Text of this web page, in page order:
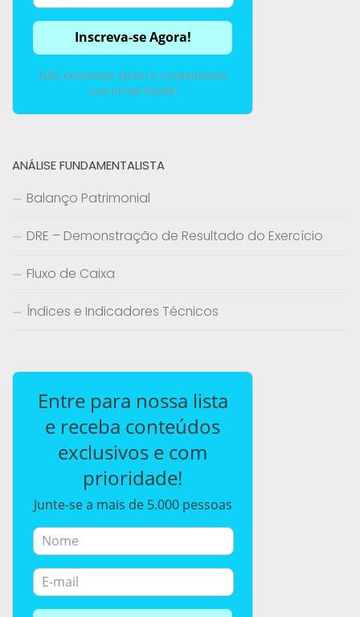
Não enviamos spam e respeitamos
sua privacidade!
ANÁLISE FUNDAMENTALISTA
Balanço Patrimonial
DRE – Demonstração de Resultado do Exercício
Fluxo de Caixa
Índices e Indicadores Técnicos
Entre para nossa lista
e receba conteúdos
exclusivos e com
prioridade!
Junte-se a mais de 5.000 pessoas